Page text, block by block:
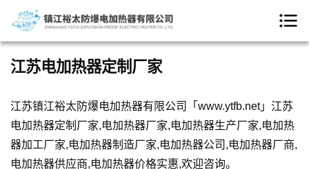
江苏电加热器定制厂家
江苏镇江裕太防爆电加热器有限公司「www.ytfb.net」江苏
电加热器定制厂家,电加热器厂家,电加热器生产厂家,电加热
器加工厂家,电加热器制造厂家,电加热器公司,电加热器厂商,
电加热器供应商,电加热器价格实惠,欢迎咨询。